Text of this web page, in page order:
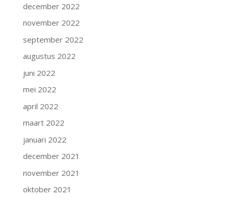
december 2022
november 2022
september 2022
augustus 2022
juni 2022
mei 2022
april 2022
maart 2022
januari 2022
december 2021
november 2021
oktober 2021